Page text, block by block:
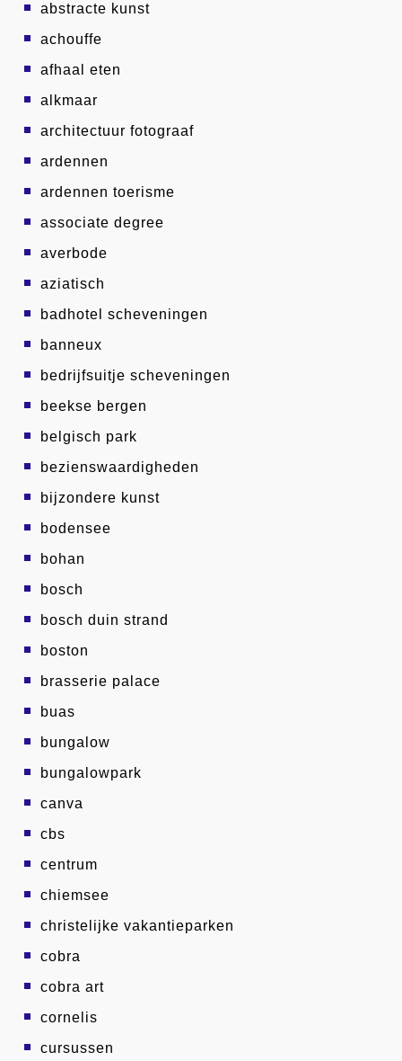
abstracte kunst
achouffe
afhaal eten
alkmaar
architectuur fotograaf
ardennen
ardennen toerisme
associate degree
averbode
aziatisch
badhotel scheveningen
banneux
bedrijfsuitje scheveningen
beekse bergen
belgisch park
bezienswaardigheden
bijzondere kunst
bodensee
bohan
bosch
bosch duin strand
boston
brasserie palace
buas
bungalow
bungalowpark
canva
cbs
centrum
chiemsee
christelijke vakantieparken
cobra
cobra art
cornelis
cursussen